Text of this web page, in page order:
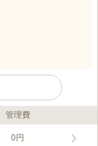
境内の永代供養墓
管理費
0円